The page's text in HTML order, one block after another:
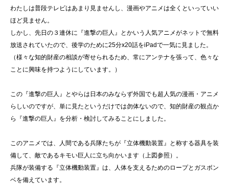
わたしは普段テレビはあまり見ませんし、漫画やアニメは全くといっていい
ほど見ません。
しかし、先日の３連休に『進撃の巨人』とかいう人気アニメがネットで無料
放送されていたので、後学のために25分x20話をiPadで一気に見ました。
（様々な知的財産の相談が寄せられるため、常にアンテナを張って、色々な
ことに興味を持つようにしています。）
この『進撃の巨人』とやらは日本のみならず外国でも超人気の漫画・アニメ
らしいのですが、単に見たというだけでは勿体ないので、知的財産の観点か
ら『進撃の巨人』を分析・検討してみることにしました。
このアニメでは、人間である兵隊たちが『立体機動装置』と称する器具を装
備して、敵であるキモい巨人に立ち向かいます（上図参照）。
兵隊が装備する『立体機動装置』は、人体を支えるためのロープとガスボン
ベを備えています。